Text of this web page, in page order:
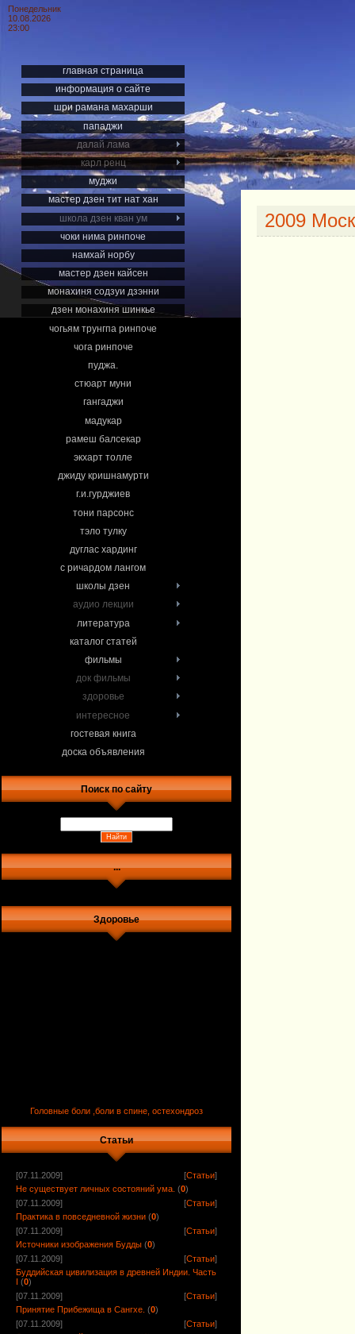
Понедельник
10.08.2026
23:00
главная страница
информация о сайте
шри рамана махарши
пападжи
далай лама
карл ренц
муджи
мастер дзен тит нат хан
школа дзен кван ум
чоки нима ринпоче
намхай норбу
мастер дзен кайсен
монахиня содзуи дзэнни
дзен монахиня шинкье
чогьям трунгпа ринпоче
чога ринпоче
пуджа.
стюарт муни
гангаджи
мадукар
рамеш балсекар
экхарт толле
джиду кришнамурти
г.и.гурджиев
тони парсонс
тэло тулку
дуглас хардинг
с ричардом лангом
школы дзен
аудио лекции
литература
каталог статей
фильмы
док фильмы
здоровье
интересное
гостевая книга
доска объявления
Поиск по сайту
...
Здоровье
Головные боли ,боли в спине, остехондроз
Статьи
[07.11.2009] [Статьи]
Не существует личных состояний ума. (0)
[07.11.2009]
[Статьи]
Практика в повседневной жизни (0)
[07.11.2009]
[Статьи]
Источники изображения Будды (0)
[07.11.2009]
[Статьи]
Буддийская цивилизация в древней Индии. Часть
I (0)
[07.11.2009]
[Статьи]
Принятие Прибежища в Сангхе. (0)
[07.11.2009]
[Статьи]
2009